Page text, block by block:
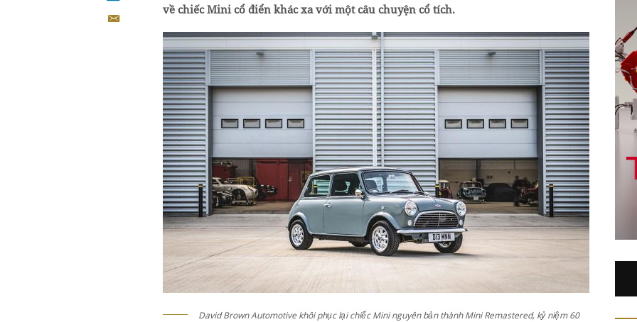
về chiếc Mini cổ điển khác xa với một câu chuyện cổ tích.
David Brown Automotive khôi phục lại chiếc Mini nguyên bản thành Mini Remastered, kỷ niệm 60